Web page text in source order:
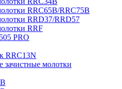
RRC65B/RRC75B
RRD37/RRD57
RRF
PRO
RRC13N
зачистные молотки